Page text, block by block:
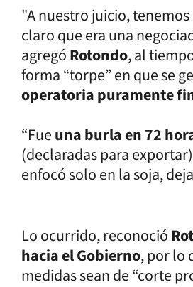
"A nuestro juicio,
claro que era una
agregóRotondo, al
forma “torpe” en que se
operatoria puramente
“Fueuna burla en 72
(declaradas para
enfocó solo en la soja,
Lo ocurrido, reconoció
hacia el Gobierno, por lo
medidas sean de “corte